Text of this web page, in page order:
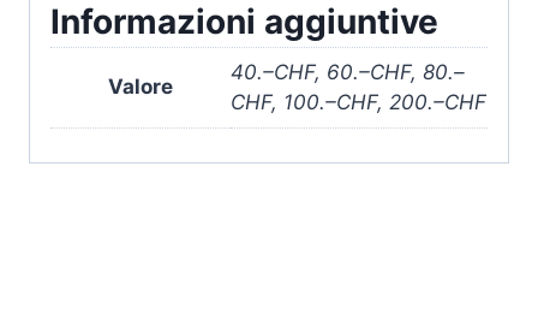
Informazioni aggiuntive
Valore
40.–CHF, 60.–CHF, 80.–
CHF, 100.–CHF, 200.–CHF